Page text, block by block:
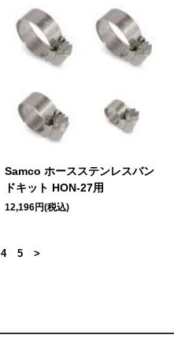
Samco ホースステンレスバン
ドキット HON-27用
12,196円(税込)
4 5 >